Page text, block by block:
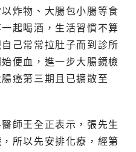
炸物、大腸包小腸等食
起喝酒，生活習慣不算
己常常拉肚子而到診所
便血，進一步大腸鏡檢
癌第三期且已擴散至
師王全正表示，張先生
所以先安排化療，經第